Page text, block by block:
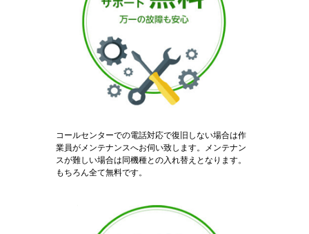
コールセンターでの電話対応で復旧しない場合は作
業員がメンテナンスへお伺い致します。メンテナン
スが難しい場合は同機種との入れ替えとなります。
もちろん全て無料です。